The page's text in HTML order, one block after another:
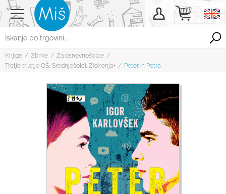
Knjige / Zbirke / Za osnovnošolce /
Tretje triletje OŠ, Srednješolci, Z(o)renja+ / Peter in Petra